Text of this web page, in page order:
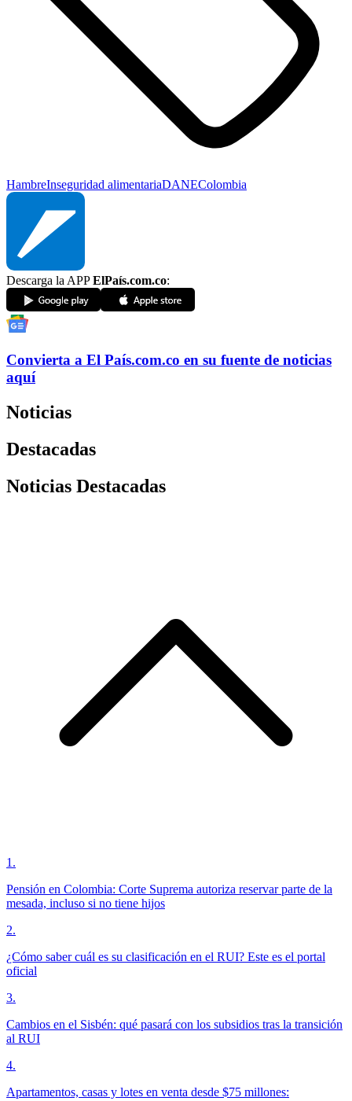
HambreInseguridad alimentariaDANEColombia
Descarga la APPElPaís.com.co:
Convierta a El País.com.co en su fuente de noticias
aquí
Noticias
Destacadas
Noticias Destacadas
1 .
Pensión en Colombia: Corte Suprema autoriza reservar parte de la
mesada, incluso si no tiene hijos
2.
¿Cómo saber cuál es su clasificación en el RUI? Este es el portal
oficial
3.
Cambios en el Sisbén: qué pasará con los subsidios tras la transición
al RUI
4.
Apartamentos, casas y lotes en venta desde $75 millones: